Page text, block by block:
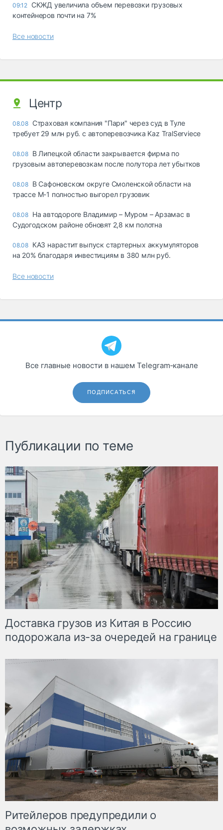
09:12 СКЖД увеличила объем перевозки грузовых
контейнеров почти на 7%
Все новости
Центр
08.08 Страховая компания "Пари" через суд в Туле
требует 29 млн руб. с автоперевозчика Kaz TralServiece
08.08 В Липецкой области закрывается фирма по
грузовым автоперевозкам после полутора лет убытков
08.08 В Сафоновском округе Смоленской области на
трассе М-1 полностью выгорел грузовик
08.08 На автодороге Владимир – Муром – Арзамас в
Судогодском районе обновят 2,8 км полотна
08.08 КАЗ нарастит выпуск стартерных аккумуляторов
на 20% благодаря инвестициям в 380 млн руб.
Все новости
Все главные новости в нашем Telegram‑канале
ПОДПИСАТЬСЯ
Публикации по теме
Доставка грузов из Китая в Россию
подорожала из-за очередей на границе
Ритейлеров предупредили о